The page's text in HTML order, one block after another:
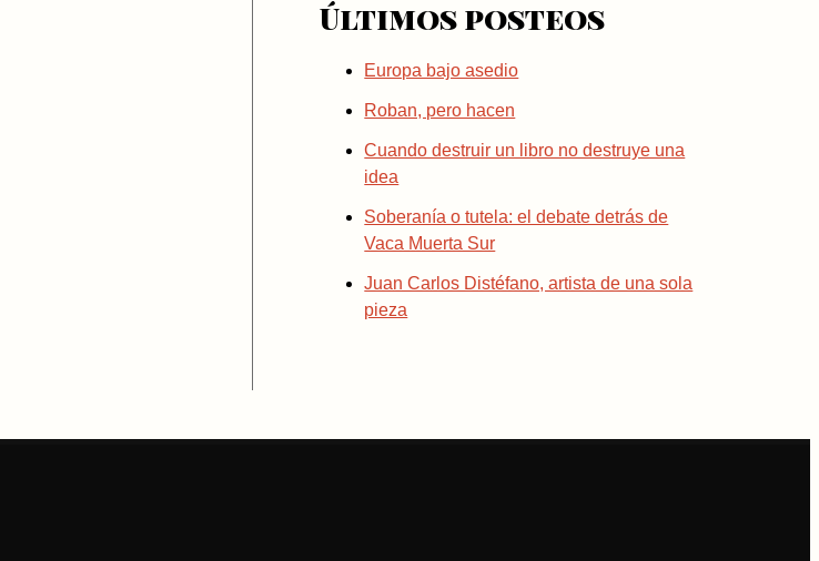
Últimos posteos
Europa bajo asedio
Roban, pero hacen
Cuando destruir un libro no destruye una
idea
Soberanía o tutela: el debate detrás de
Vaca Muerta Sur
Juan Carlos Distéfano, artista de una sola
pieza